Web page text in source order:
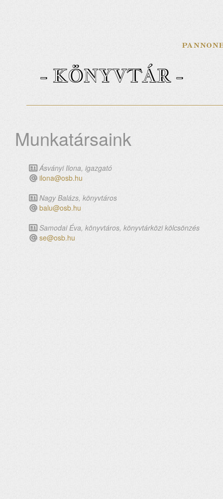
- KÖNYVTÁR -
Munkatársaink
Ásványi Ilona, igazgató
ilona@osb.hu
Nagy Balázs, könyvtáros
balu@osb.hu
Samodai Éva, könyvtáros, könyvtárközi kölcsönzés
se@osb.hu